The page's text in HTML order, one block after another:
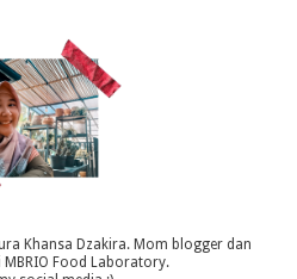
Khansa Dzakira. Mom blogger dan
Food Laboratory.